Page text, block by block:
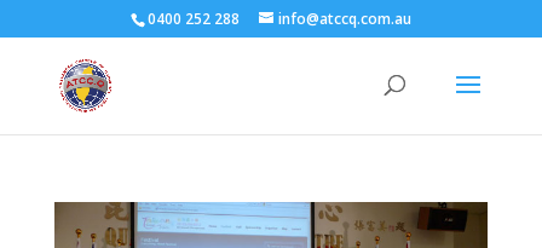
0400 252 288 info@atccq.com.au